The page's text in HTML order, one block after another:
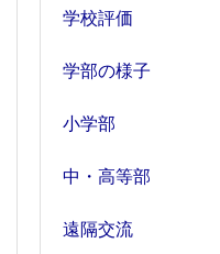
学校評価
学部の様子
小学部
中・高等部
遠隔交流